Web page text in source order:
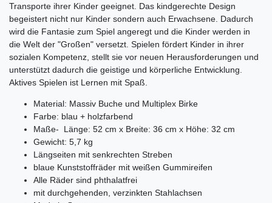
Transporte ihrer Kinder geeignet. Das kindgerechte Design
begeistert nicht nur Kinder sondern auch Erwachsene. Dadurch
wird die Fantasie zum Spiel angeregt und die Kinder werden in
die Welt der "Großen" versetzt. Spielen fördert Kinder in ihrer
sozialen Kompetenz, stellt sie vor neuen Herausforderungen und
unterstützt dadurch die geistige und körperliche Entwicklung.
Aktives Spielen ist Lernen mit Spaß.
Material: Massiv Buche und Multiplex Birke
Farbe: blau + holzfarbend
Maße- Länge: 52 cm x Breite: 36 cm x Höhe: 32 cm
Gewicht: 5,7 kg
Längseiten mit senkrechten Streben
blaue Kunststoffräder mit weißen Gummireifen
Alle Räder sind phthalatfrei
mit durchgehenden, verzinkten Stahlachsen